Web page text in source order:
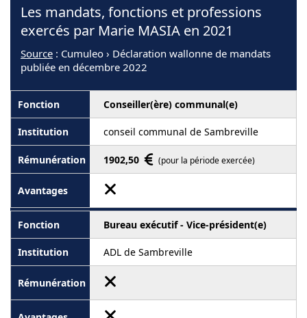
Les mandats, fonctions et professions
exercés par Marie MASIA en 2021
Source : Cumuleo › Déclaration wallonne de mandats
publiée en décembre 2022
Conseiller(ère) communal(e)
conseil communal de Sambreville
1902,50 (pour la période exercée)
Bureau exécutif - Vice-président(e)
ADL de Sambreville